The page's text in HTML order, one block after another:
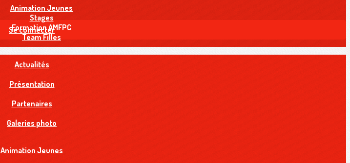
Animation Jeunes
Stages
Formation AMFPC
Team Filles
Se connecter
Actualités
Présentation
Partenaires
Galeries photo
Animation Jeunes